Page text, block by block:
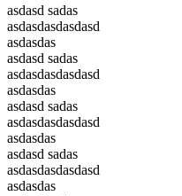
asdasd sadas
asdasdasdasdasd
asdasdas
asdasd sadas
asdasdasdasdasd
asdasdas
asdasd sadas
asdasdasdasdasd
asdasdas
asdasd sadas
asdasdasdasdasd
asdasdas